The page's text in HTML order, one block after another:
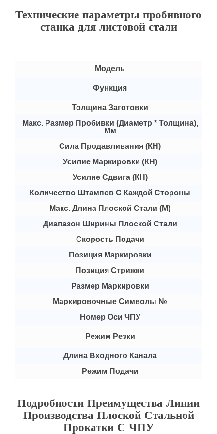
Технические параметры пробивного
станка для листовой стали
Модель
Функция
Толщина Заготовки
Макс. Размер Пробивки (диаметр * Толщина),
Мм
Сила Продавливания (кН)
Усилие Маркировки (кН)
Усилие Сдвига (кН)
Количество Штампов С Каждой Стороны
Макс. Длина Плоской Стали (м)
Диапазон Ширины Плоской Стали
Скорость Подачи
Позиция Маркировки
Позиция Стрижки
Размер Маркировки
Маркировочные Символы №
Номер Оси ЧПУ
Режим Резки
Длина Входного Канала
Режим Подачи
Подробности Преимущества Линии
Производства Плоской Стальной
Прокатки С ЧПУ